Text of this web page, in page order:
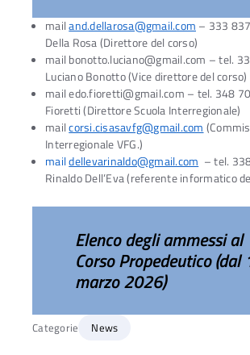
mailand.dellarosa@gmail.com – 333
Della Rosa (Direttore del corso)
mail bonotto.luciano@gmail.com – tel.
Luciano Bonotto (Vice direttore del corso)
mail edo.fioretti@gmail.com – tel. 348
Fioretti (Direttore Scuola Interregionale)
mailcorsi.cisasavfg@gmail.com
Interregionale VFG.)
maildellevarinaldo@gmail.com – tel.
Rinaldo Dell’Eva (referente informatico
Elenco degli ammessi al
Corso Propedeutico (dal
marzo 2026)
Categorie News